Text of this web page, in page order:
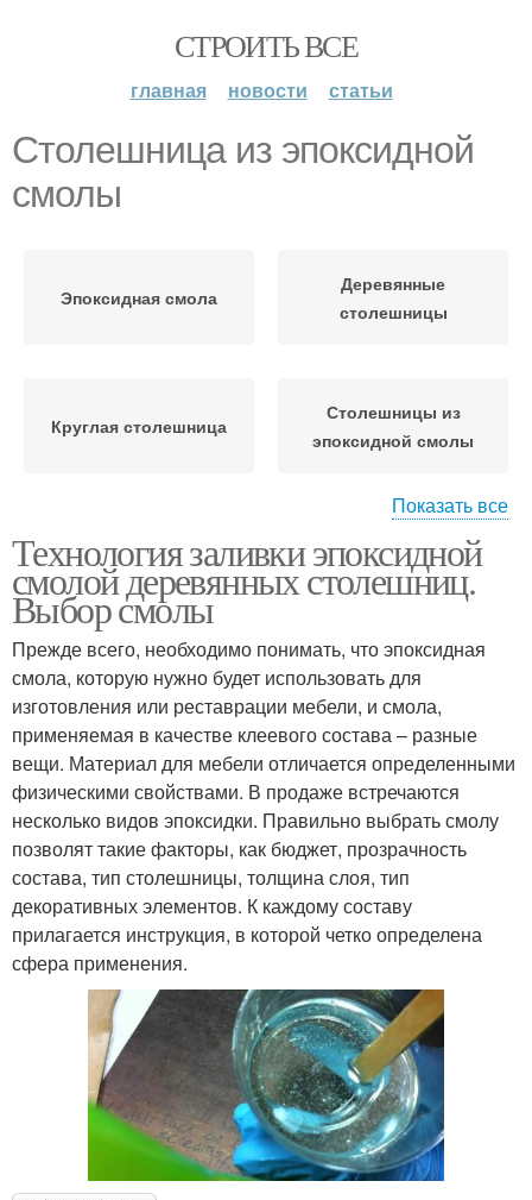
СТРОИТЬ ВСЕ
главная новости статьи
Столешница из эпоксидной
смолы
Эпоксидная смола
Деревянные
столешницы
Круглая столешница
Столешницы из
эпоксидной смолы
эпоксидной смолой
Стол из эпоксидной
смолы
Столик из эпоксидной
смолы
Столы из эпоксидной
смолы
Столешница для кухни Смола для столешницы
Смолы с цветами Смолы на столешницу
Смолы на кухню
Показать все
Технология заливки эпоксидной
смолой деревянных столешниц.
Выбор смолы
Прежде всего, необходимо понимать, что эпоксидная
смола, которую нужно будет использовать для
изготовления или реставрации мебели, и смола,
применяемая в качестве клеевого состава – разные
вещи. Материал для мебели отличается определенными
физическими свойствами. В продаже встречаются
несколько видов эпоксидки. Правильно выбрать смолу
позволят такие факторы, как бюджет, прозрачность
состава, тип столешницы, толщина слоя, тип
декоративных элементов. К каждому составу
прилагается инструкция, в которой четко определена
сфера применения.